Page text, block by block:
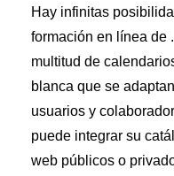
Hay infinitas
formación en línea de
multitud de
blanca que se
usuarios y
puede integrar su
web públicos o